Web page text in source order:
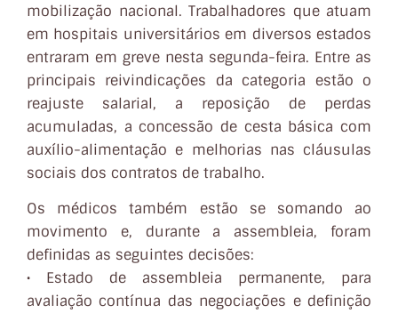
mobilização nacional. Trabalhadores que atuam
em hospitais universitários em diversos estados
entraram em greve nesta segunda-feira. Entre as
principais reivindicações da categoria estão o
reajuste salarial, a reposição de perdas
acumuladas, a concessão de cesta básica com
auxílio-alimentação e melhorias nas cláusulas
sociais dos contratos de trabalho.
Os médicos também estão se somando ao
movimento e, durante a assembleia, foram
definidas as seguintes decisões:
• Estado de assembleia permanente, para
avaliação contínua das negociações e definição